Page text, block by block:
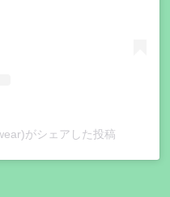
がシェアした投稿